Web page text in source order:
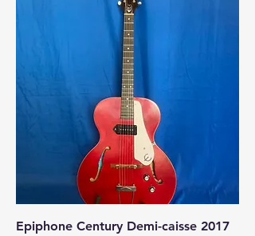
Epiphone Century Demi-caisse 2017